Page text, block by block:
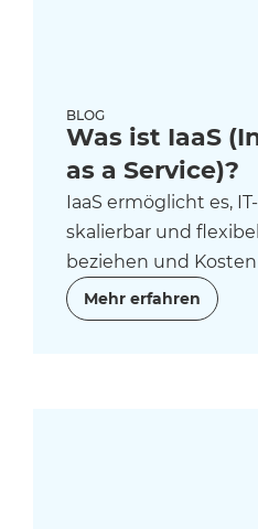
BLOG
Was ist IaaS
as a Service)?
IaaS ermöglicht es,
skalierbar und
beziehen und
Mehr erfahren